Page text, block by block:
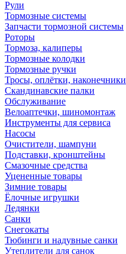
Рули
Тормозные системы
Запчасти тормозной системы
Роторы
Тормоза, калиперы
Тормозные колодки
Тормозные ручки
Тросы, оплётки, наконечники
Скандинавские палки
Обслуживание
Велоаптечки, шиномонтаж
Инструменты для сервиса
Насосы
Очистители, шампуни
Подставки, кронштейны
Смазочные средства
Уцененные товары
Зимние товары
Ёлочные игрушки
Ледянки
Санки
Снегокаты
Тюбинги и надувные санки
Утеплители для санок